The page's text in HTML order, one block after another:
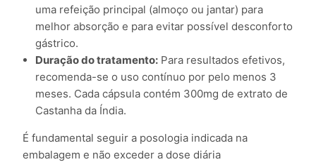
uma refeição principal (almoço ou jantar) para
melhor absorção e para evitar possível desconforto
gástrico.
Duração do tratamento: Para resultados efetivos,
recomenda-se o uso contínuo por pelo menos 3
meses. Cada cápsula contém 300mg de extrato de
Castanha da Índia.
É fundamental seguir a posologia indicada na
embalagem e não exceder a dose diária